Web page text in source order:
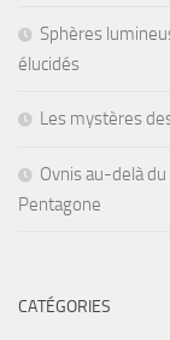
Sphères
élucidés
Les mystères
Ovnis au-delà
Pentagone
CATÉGORIES